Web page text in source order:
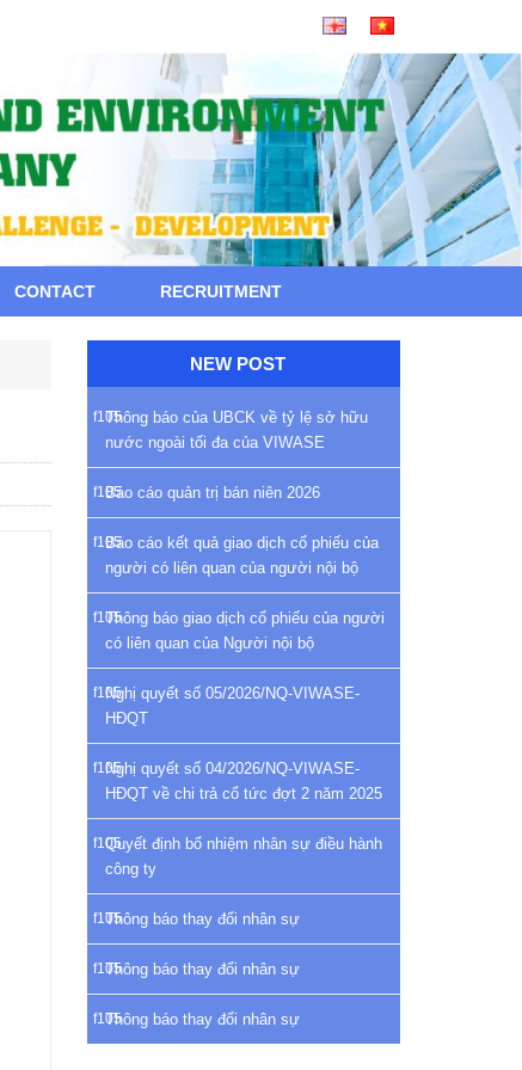
CONTACT RECRUITMENT
NEW POST
Thông báo của UBCK về tỷ lệ sở hữu
nước ngoài tối đa của VIWASE
Báo cáo quản trị bán niên 2026
Báo cáo kết quả giao dịch cổ phiếu của
người có liên quan của người nội bộ
Thông báo giao dịch cổ phiếu của người
có liên quan của Người nội bộ
Nghị quyết số 05/2026/NQ-VIWASE-
HĐQT
Nghị quyết số 04/2026/NQ-VIWASE-
HĐQT về chi trả cổ tức đợt 2 năm 2025
Quyết định bổ nhiệm nhân sự điều hành
công ty
Thông báo thay đổi nhân sự
Thông báo thay đổi nhân sự
Thông báo thay đổi nhân sự